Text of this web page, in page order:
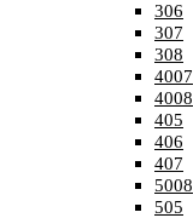
306
307
308
4007
4008
405
406
407
5008
505